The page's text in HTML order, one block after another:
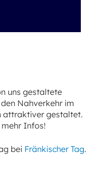
uns gestaltete
Nahverkehr im
attraktiver gestaltet.
Infos!
bei Fränkischer Tag.